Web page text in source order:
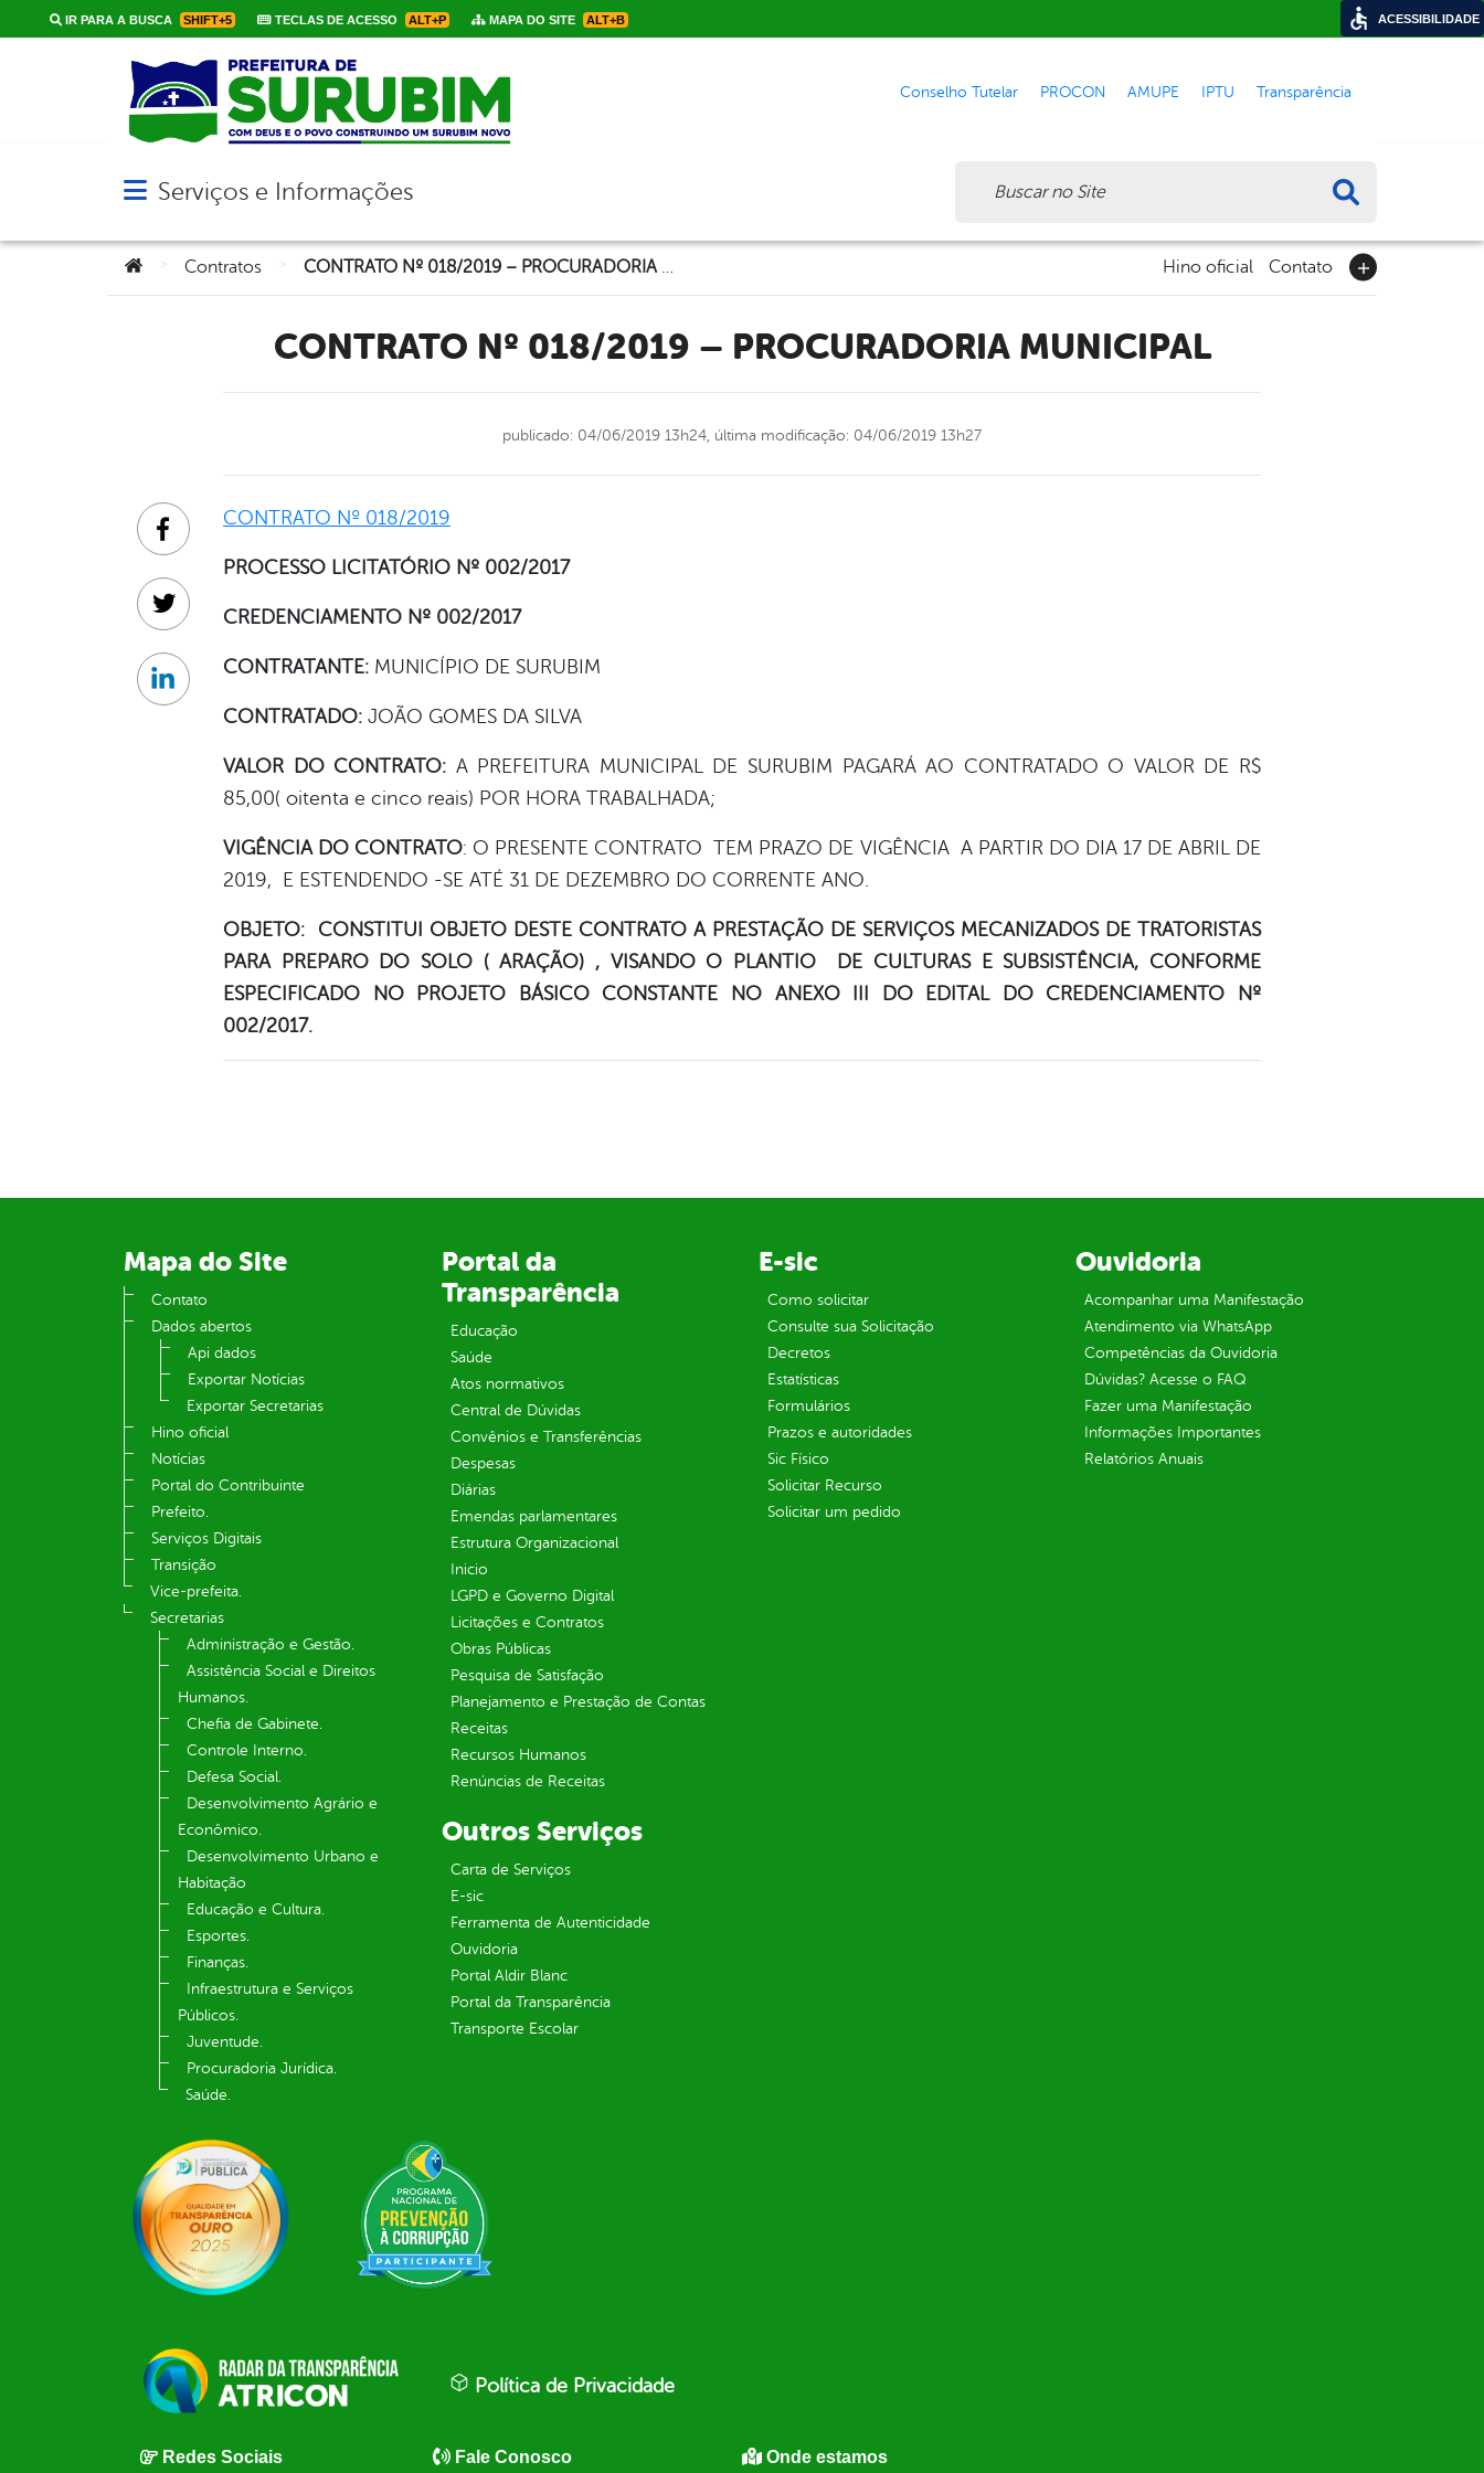
IR PARA A BUSCA SHIFT+5 TECLAS DE ACESSO ALT+P MAPA DO SITE ALT+B
Conselho Tutelar PROCON AMUPE IPTU Transparência
Abrir menu principal de navegação
Serviços e Informações
Você está aqui:
Contratos CONTRATO Nº 018/2019 – PROCURADORIA MUNICIPAL Hino oficial Contato
CONTRATO Nº 018/2019 – PROCURADORIA MUNICIPAL
publicado: 04/06/2019 13h24, última modificação: 04/06/2019 13h27
CONTRATO Nº 018/2019
PROCESSO LICITATÓRIO Nº 002/2017
CREDENCIAMENTO Nº 002/2017
CONTRATANTE: MUNICÍPIO DE SURUBIM
CONTRATADO: JOÃO GOMES DA SILVA
VALOR DO CONTRATO: A PREFEITURA MUNICIPAL DE SURUBIM PAGARÁ AO CONTRATADO O VALOR DE R$
85,00( oitenta e cinco reais) POR HORA TRABALHADA;
VIGÊNCIA DO CONTRATO: O PRESENTE CONTRATO TEM PRAZO DE VIGÊNCIA A PARTIR DO DIA 17 DE ABRIL DE
2019, E ESTENDENDO -SE ATÉ 31 DE DEZEMBRO DO CORRENTE ANO.
OBJETO:
CONSTITUI OBJETO DESTE CONTRATO A PRESTAÇÃO DE SERVIÇOS MECANIZADOS DE TRATORISTAS
PARA PREPARO DO SOLO ( ARAÇÃO) , VISANDO O PLANTIO DE CULTURAS E SUBSISTÊNCIA, CONFORME
ESPECIFICADO NO PROJETO BÁSICO CONSTANTE NO ANEXO III DO EDITAL DO CREDENCIAMENTO Nº
002/2017.
Facebook
Twitter
Linkedin
Mapa do Site
Contato
Dados abertos
Api dados
Exportar Notícias
Exportar Secretarias
Hino oficial
Notícias
Portal do Contribuinte
Prefeito.
Serviços Digitais
Transição
Vice-prefeita.
Secretarias
Administração e Gestão.
Assistência Social e Direitos
Humanos.
Chefia de Gabinete.
Controle Interno.
Defesa Social.
Desenvolvimento Agrário e
Econômico.
Desenvolvimento Urbano e
Habitação
Educação e Cultura.
Esportes.
Finanças.
Infraestrutura e Serviços
Públicos.
Juventude.
Procuradoria Jurídica.
Saúde.
Portal da
Transparência
Educação
Saúde
Atos normativos
Central de Dúvidas
Convênios e Transferências
Despesas
Diárias
Emendas parlamentares
Estrutura Organizacional
Inicio
LGPD e Governo Digital
Licitações e Contratos
Obras Públicas
Pesquisa de Satisfação
Planejamento e Prestação de Contas
Receitas
Recursos Humanos
Renúncias de Receitas
E-sic
Como solicitar
Consulte sua Solicitação
Decretos
Estatísticas
Formulários
Prazos e autoridades
Sic Físico
Solicitar Recurso
Solicitar um pedido
Ouvidoria
Acompanhar uma Manifestação
Atendimento via WhatsApp
Competências da Ouvidoria
Dúvidas? Acesse o FAQ
Fazer uma Manifestação
Informações Importantes
Relatórios Anuais
Outros Serviços
Carta de Serviços
E-sic
Ferramenta de Autenticidade
Ouvidoria
Portal Aldir Blanc
Portal da Transparência
Transporte Escolar
Política de Privacidade
Redes Sociais Fale Conosco Onde estamos
ACESSIBILIDADE